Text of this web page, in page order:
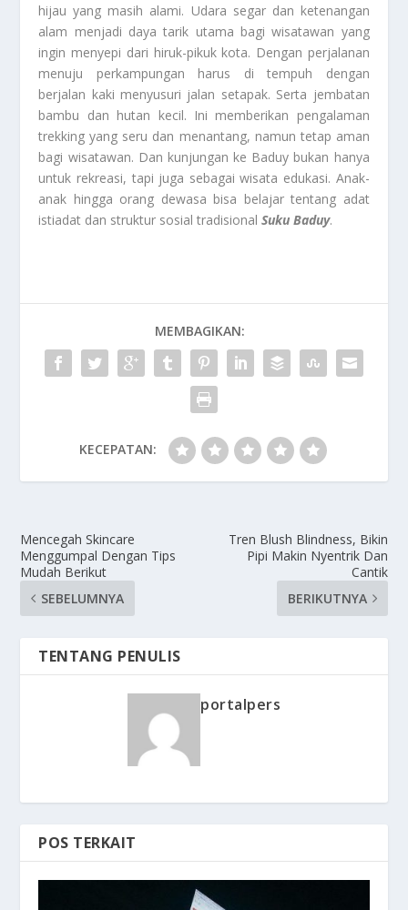
hijau yang masih alami. Udara segar dan ketenangan
alam menjadi daya tarik utama bagi wisatawan yang
ingin menyepi dari hiruk-pikuk kota. Dengan perjalanan
menuju perkampungan harus di tempuh dengan
berjalan kaki menyusuri jalan setapak. Serta jembatan
bambu dan hutan kecil. Ini memberikan pengalaman
trekking yang seru dan menantang, namun tetap aman
bagi wisatawan. Dan kunjungan ke Baduy bukan hanya
untuk rekreasi, tapi juga sebagai wisata edukasi. Anak-
anak hingga orang dewasa bisa belajar tentang adat
istiadat dan struktur sosial tradisional Suku Baduy.
MEMBAGIKAN:
KECEPATAN:
Mencegah Skincare
Menggumpal Dengan Tips
Mudah Berikut
SEBELUMNYA
Tren Blush Blindness, Bikin
Pipi Makin Nyentrik Dan
Cantik
BERIKUTNYA
TENTANG PENULIS
portalpers
POS TERKAIT